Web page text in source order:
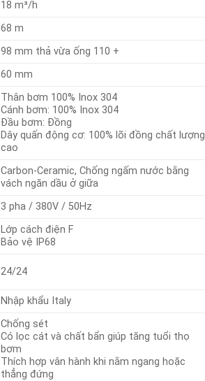
18 m³/h
68 m
98 mm thả vừa ống 110 +
60 mm
Thân bơm 100% Inox 304
Cánh bơm: 100% Inox 304
Đầu bơm: Đồng
Dây quấn động cơ: 100% lõi đồng chất lượng
cao
Carbon-Ceramic, Chống ngấm nước bằng
vách ngăn dầu ở giữa
3 pha / 380V / 50Hz
Lớp cách điện F
Bảo vệ IP68
24/24
Nhập khẩu Italy
Chống sét
Có lọc cát và chất bẩn giúp tăng tuổi thọ
bơm
Thích hợp vân hành khi nằm ngang hoặc
thẳng đứng